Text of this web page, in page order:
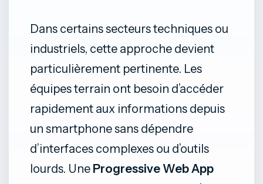
Dans certains secteurs techniques ou
industriels, cette approche devient
particulièrement pertinente. Les
équipes terrain ont besoin d’accéder
rapidement aux informations depuis
un smartphone sans dépendre
d’interfaces complexes ou d’outils
lourds. Une Progressive Web App